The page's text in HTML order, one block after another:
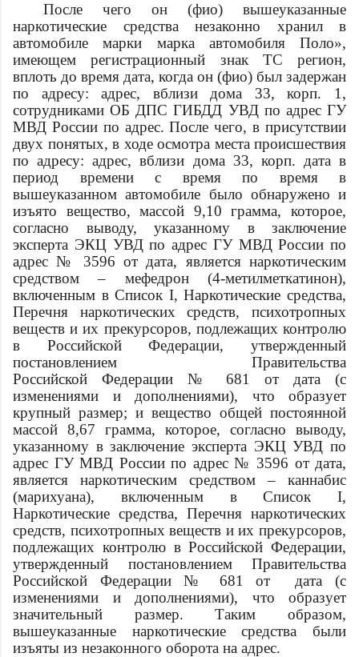
После чего он (фио) вышеуказанные
наркотические средства незаконно хранил в
автомобиле марки марка автомобиляПоло»,
имеющемрегистрационный знак ТС регион,
вплоть до время дата, когда он (фио) был задержан
по адресу:адрес, вблизи дома 33, корп. 1,
сотрудниками ОБ ДПС ГИБДД УВД по адресГУ
МВД России по адрес. После чего, в присутствии
двух понятых, в ходе осмотра места происшествия
по адресу:адрес, вблизи дома 33, корп. дата в
период времени с времяпо времяв
вышеуказанном автомобиле было обнаружено и
изъято вещество, массой 9,10 грамма, которое,
согласно выводу, указанному в заключение
эксперта ЭКЦ УВД по адрес ГУ МВД России по
адрес№ 3596 от дата, является наркотическим
средством – мефедрон (4-метилметкатинон),
включенным в Список I, Наркотические средства,
Перечня наркотических средств, психотропных
веществ и их прекурсоров, подлежащих контролю
в Российской Федерации, утвержденный
постановлением Правительства
Российской Федерации № 681 от дата (с
изменениями и дополнениями), что образует
крупный размер; и вещество общей постоянной
массой 8,67 грамма, которое, согласно выводу,
указанному в заключение эксперта ЭКЦ УВД по
адрес ГУ МВД России по адрес№ 3596 от дата,
является наркотическим средством – каннабис
(марихуана), включенным в Список I,
Наркотические средства, Перечня наркотических
средств, психотропных веществ и их прекурсоров,
подлежащих контролю в Российской Федерации,
утвержденный постановлением Правительства
Российской Федерации № 681 от дата (с
изменениями и дополнениями), что образует
значительный размер. Таким образом,
вышеуказанные наркотические средства были
изъяты из незаконного оборота на адрес.